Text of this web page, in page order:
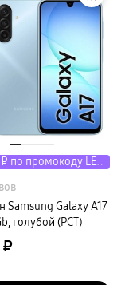
до 2000 ₽ по промокоду LETO
Samsung Galaxy A17
голубой (РСТ)
₽